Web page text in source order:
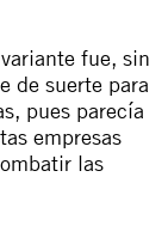
fue, sin
de suerte para
pues parecía
empresas
las